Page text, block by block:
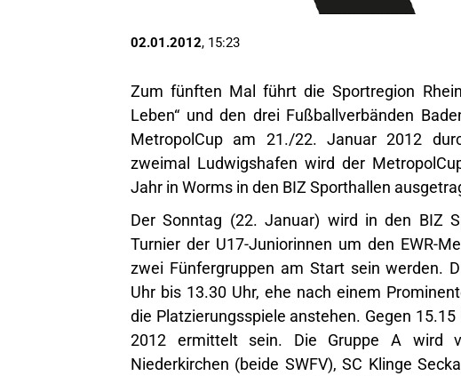
02.01.2012, 15:23
Zum fünften Mal führt die Sportregion
Leben“ und den drei Fußballverbänden
MetropolCup am 21./22. Januar 2012
zweimal Ludwigshafen wird der
Jahr in Worms in den BIZ Sporthallen
Der Sonntag (22. Januar) wird in den BIZ
Turnier der U17-Juniorinnen um den EWR-
zwei Fünfergruppen am Start sein werden.
Uhr bis 13.30 Uhr, ehe nach einem
die Platzierungsspiele anstehen. Gegen
2012 ermittelt sein. Die Gruppe A wird
Niederkirchen (beide SWFV), SC Klinge